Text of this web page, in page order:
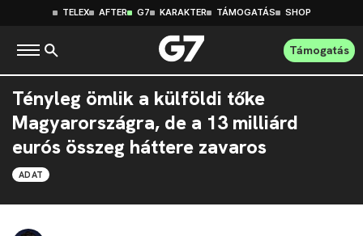
TELEX AFTER G7 KARAKTER TÁMOGATÁS SHOP
Támogatás
Tényleg ömlik a külföldi tőke
Magyarországra, de a 13 milliárd
eurós összeg háttere zavaros
ADAT